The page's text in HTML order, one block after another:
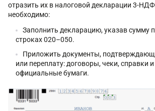
отразить их в налоговой декларации 3-
необходимо:
Заполнить декларацию, указав сумму
строках 020–050.
Приложить документы,
или переплату: договоры, чеки, справки и
официальные бумаги.